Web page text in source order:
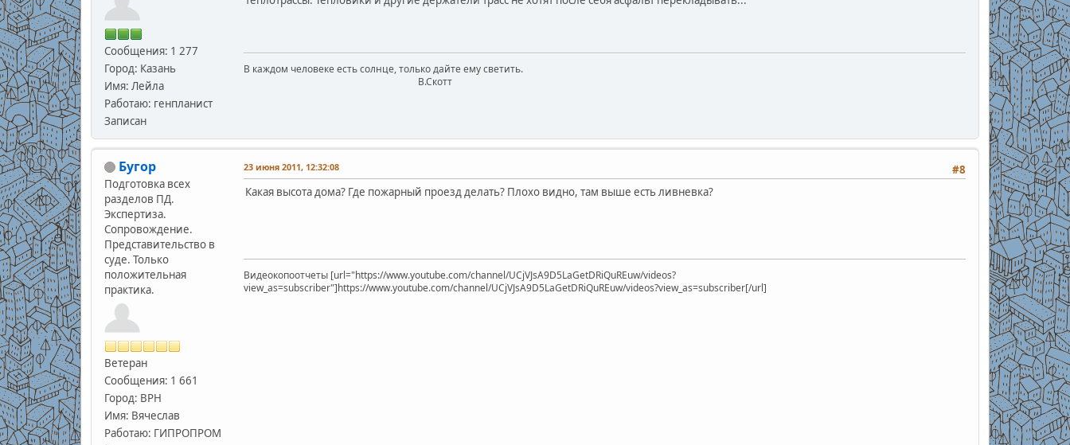
Сообщения: 1 277
Город: Казань
Имя: Лейла
Работаю: генпланист
Записан
В каждом человеке есть солнце, только дайте ему светить.
В.Скотт
Бугор
Подготовка всех
разделов ПД.
Экспертиза.
Сопровождение.
Представительство в
суде. Только
положительная
практика.
Ветеран
Сообщения: 1 661
Город: ВРН
Имя: Вячеслав
Работаю: ГИПРОПРОМ
#8
23 июня 2011, 12:32:08
Какая высота дома? Где пожарный проезд делать? Плохо видно, там выше есть ливневка?
Видеокопоотчеты [url="https://www.youtube.com/channel/UCjVJsA9D5LaGetDRiQuREuw/videos?
view_as=subscriber"]https://www.youtube.com/channel/UCjVJsA9D5LaGetDRiQuREuw/videos?view_as=subscriber[/url]